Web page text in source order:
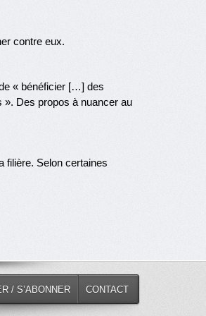
contre eux.
« bénéficier […] des
». Des propos à nuancer au
filière. Selon certaines
/ S’ABONNER CONTACT